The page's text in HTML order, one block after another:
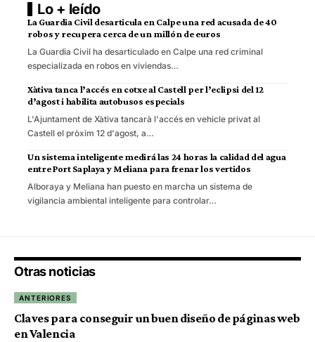
Lo + leído
La Guardia Civil desarticula en Calpe una red acusada de 40
robos y recupera cerca de un millón de euros
La Guardia Civil ha desarticulado en Calpe una red criminal
especializada en robos en viviendas…
Xàtiva tanca l’accés en cotxe al Castell per l’eclipsi del 12
d’agost i habilita autobusos especials
L'Ajuntament de Xàtiva tancarà l'accés en vehicle privat al
Castell el pròxim 12 d'agost, a…
Un sistema inteligente medirá las 24 horas la calidad del agua
entre Port Saplaya y Meliana para frenar los vertidos
Alboraya y Meliana han puesto en marcha un sistema de
vigilancia ambiental inteligente para controlar…
Otras noticias
ANTERIORES
Claves para conseguir un buen diseño de páginas web
en Valencia